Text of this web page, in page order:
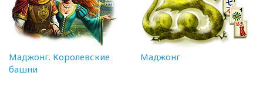
Маджонг. Королевские
башни
Маджонг